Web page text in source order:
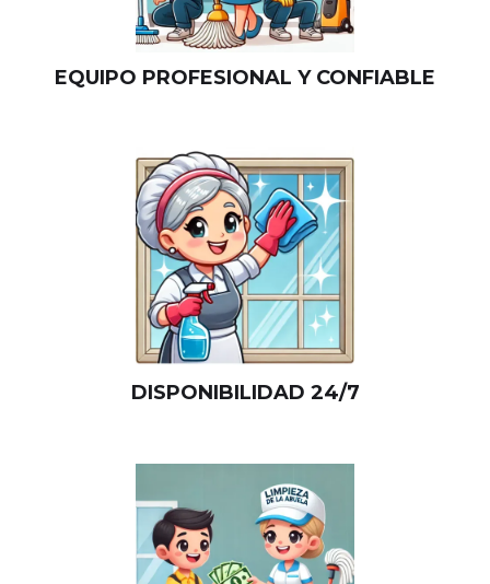
EQUIPO PROFESIONAL Y CONFIABLE
DISPONIBILIDAD 24/7